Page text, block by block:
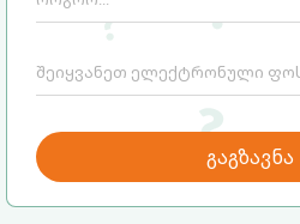
გაგზავნა
რეალური, მაგრამ
საფრთხისგან